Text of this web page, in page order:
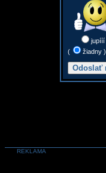
jupííí
(
žiadny )
REKLAMA